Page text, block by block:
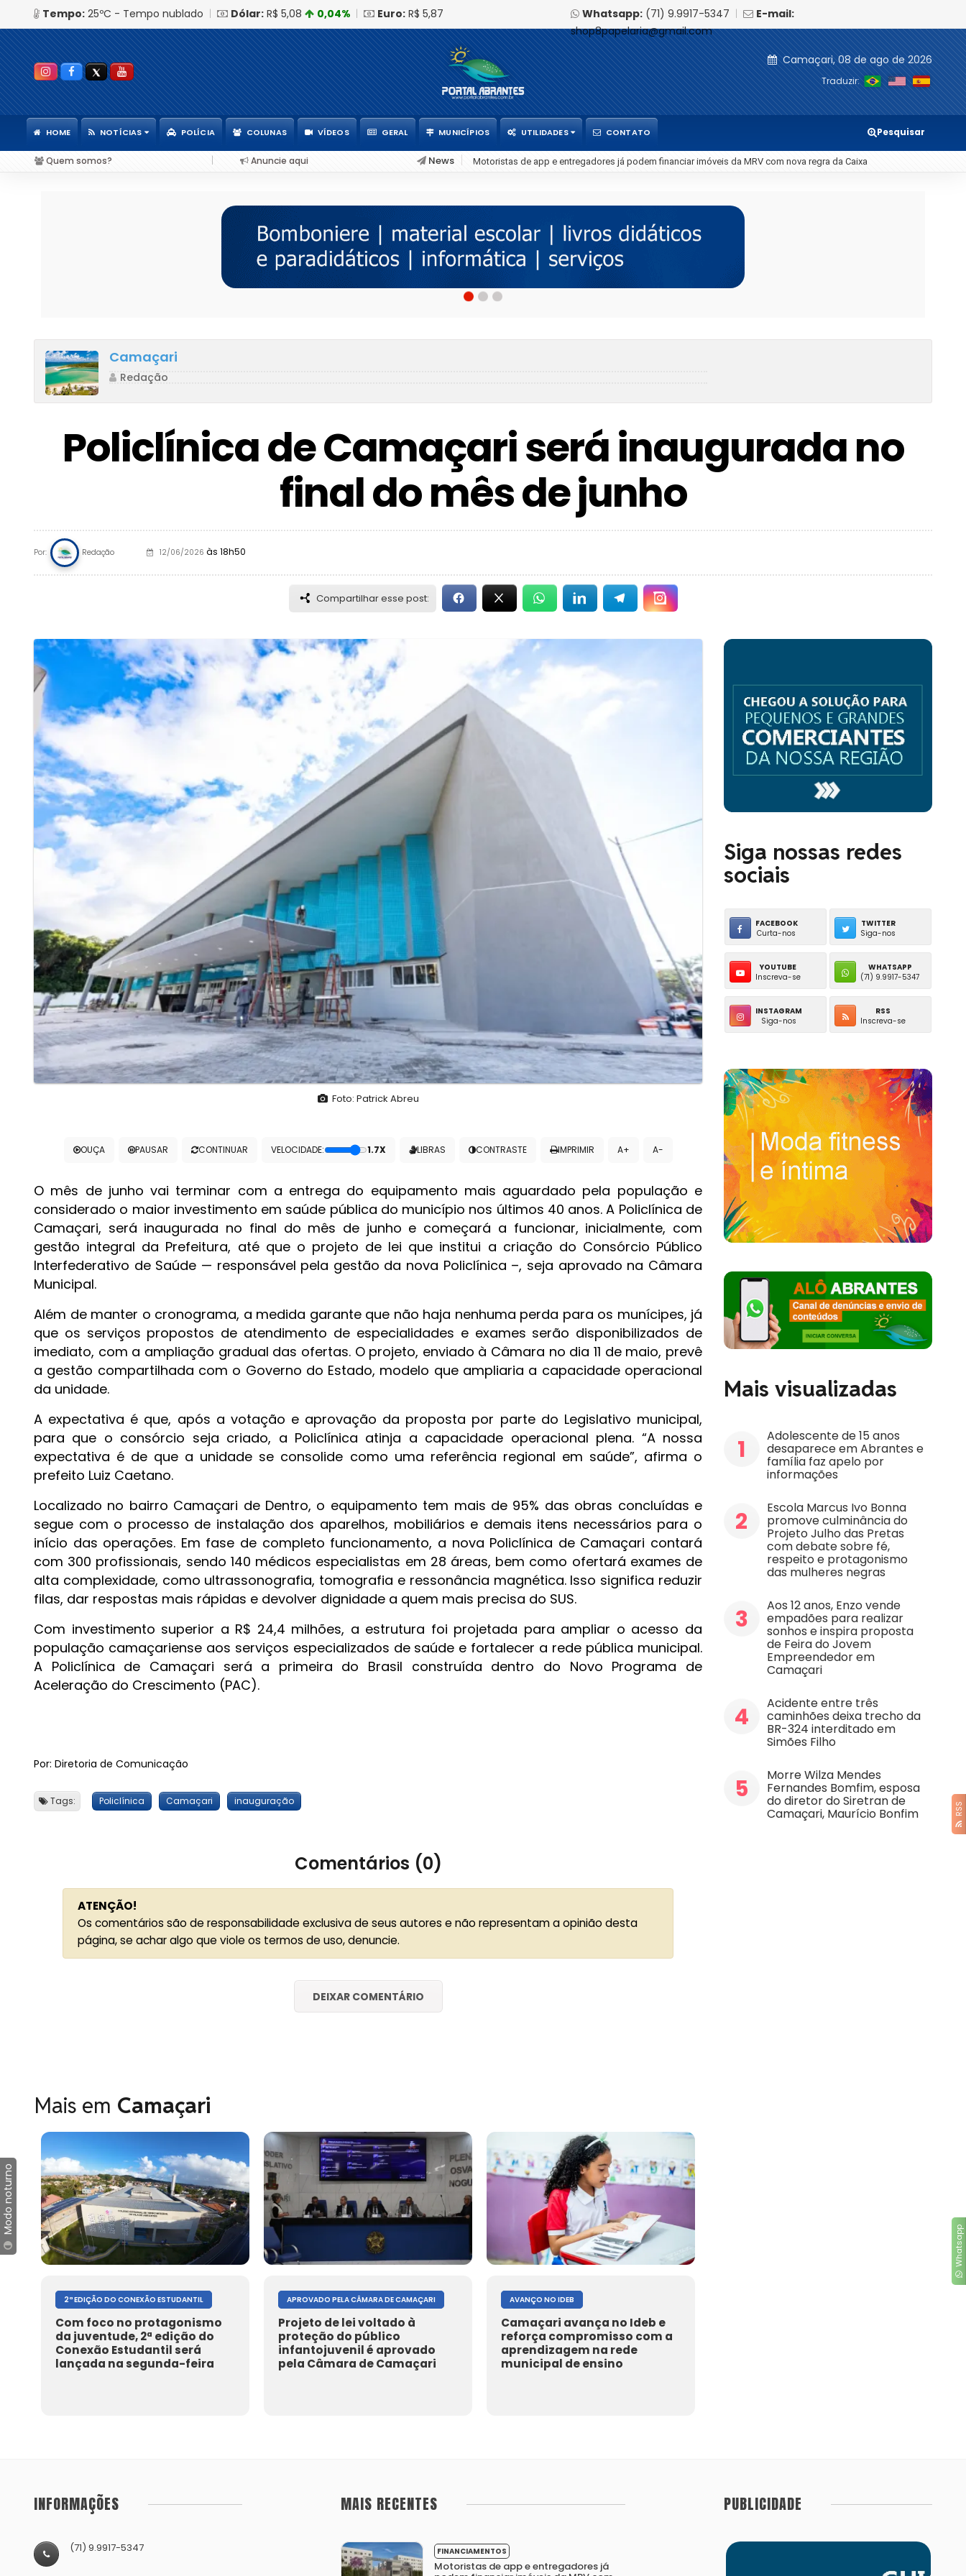
Modo noturno
RSS
Whatsapp
Tempo: 25ºC - Tempo nublado | Dólar: R$ 5,08 0,04% | Euro: R$ 5,87 Whatsapp:(71) 9.9917-5347 |
E-mail:
shop8papelaria@gmail.com
Camaçari, 08 de ago de 2026
Traduzir:
HOME NOTÍCIAS POLÍCIA COLUNAS VÍDEOS GERAL MUNICÍPIOS UTILIDADES CONTATO Pesquisar
Quem somos? | Anuncie aqui News
e entregadores já podem financiar imóveis da MRV com nova regra da Caixa Novas regras para notas fiscais entram em vigor; entenda o que muda para as empresas
Camaçari
Redação
Policlínica de Camaçari será inaugurada no
final do mês de junho
Por: Redação 12/06/2026 às 18h50
Compartilhar esse post:
Foto: Patrick Abreu
OUÇA PAUSAR CONTINUAR VELOCIDADE: 1.7X LIBRAS CONTRASTE IMPRIMIR A+ A-
O mês de junho vai terminar com a entrega do equipamento mais aguardado pela população e
considerado o maior investimento em saúde pública do município nos últimos 40 anos. A Policlínica de
Camaçari, será inaugurada no final do mês de junho e começará a funcionar, inicialmente, com
gestão integral da Prefeitura, até que o projeto de lei que institui a criação do Consórcio Público
Interfederativo de Saúde — responsável pela gestão da nova Policlínica –, seja aprovado na Câmara
Municipal.
Além de manter o cronograma, a medida garante que não haja nenhuma perda para os munícipes, já
que os serviços propostos de atendimento de especialidades e exames serão disponibilizados de
imediato, com a ampliação gradual das ofertas. O projeto, enviado à Câmara no dia 11 de maio, prevê
a gestão compartilhada com o Governo do Estado, modelo que ampliaria a capacidade operacional
da unidade.
A expectativa é que, após a votação e aprovação da proposta por parte do Legislativo municipal,
para que o consórcio seja criado, a Policlínica atinja a capacidade operacional plena. “A nossa
expectativa é de que a unidade se consolide como uma referência regional em saúde”, afirma o
prefeito Luiz Caetano.
Localizado no bairro Camaçari de Dentro, o equipamento tem mais de 95% das obras concluídas e
segue com o processo de instalação dos aparelhos, mobiliários e demais itens necessários para o
início das operações. Em fase de completo funcionamento, a nova Policlínica de Camaçari contará
com 300 profissionais, sendo 140 médicos especialistas em 28 áreas, bem como ofertará exames de
alta complexidade, como ultrassonografia, tomografia e ressonância magnética. Isso significa reduzir
filas, dar respostas mais rápidas e devolver dignidade a quem mais precisa do SUS.
Com investimento superior a R$ 24,4 milhões, a estrutura foi projetada para ampliar o acesso da
população camaçariense aos serviços especializados de saúde e fortalecer a rede pública municipal.
A Policlínica de Camaçari será a primeira do Brasil construída dentro do Novo Programa de
Aceleração do Crescimento (PAC).
Por: Diretoria de Comunicação
Tags: Policlínica Camaçari inauguração
Comentários (0)
ATENÇÃO!
Os comentários são de responsabilidade exclusiva de seus autores e não representam a opinião desta
página, se achar algo que viole os termos de uso, denuncie.
DEIXAR COMENTÁRIO
Mais em Camaçari
2ª EDIÇÃO DO CONEXÃO ESTUDANTIL
Com foco no protagonismo
da juventude, 2ª edição do
Conexão Estudantil será
lançada na segunda-feira
APROVADO PELA CÂMARA DE CAMAÇARI
Projeto de lei voltado à
proteção do público
infantojuvenil é aprovado
pela Câmara de Camaçari
AVANÇO NO IDEB
Camaçari avança no Ideb e
reforça compromisso com a
aprendizagem na rede
municipal de ensino
Siga nossas redes
sociais
FACEBOOK
Curta-nos
TWITTER
Siga-nos
YOUTUBE
Inscreva-se
WHATSAPP
(71) 9.9917-5347
INSTAGRAM
Siga-nos
RSS
Inscreva-se
Mais visualizadas
1 Adolescente de 15 anos
desaparece em Abrantes e
família faz apelo por
informações
2 Escola Marcus Ivo Bonna
promove culminância do
Projeto Julho das Pretas
com debate sobre fé,
respeito e protagonismo
das mulheres negras
3 Aos 12 anos, Enzo vende
empadões para realizar
sonhos e inspira proposta
de Feira do Jovem
Empreendedor em
Camaçari
4 Acidente entre três
caminhões deixa trecho da
BR-324 interditado em
Simões Filho
5 Morre Wilza Mendes
Fernandes Bomfim, esposa
do diretor do Siretran de
Camaçari, Maurício Bonfim
INFORMAÇÕES
(71) 9.9917-5347
MAIS RECENTES
FINANCIAMENTOS
Motoristas de app e entregadores já
PUBLICIDADE